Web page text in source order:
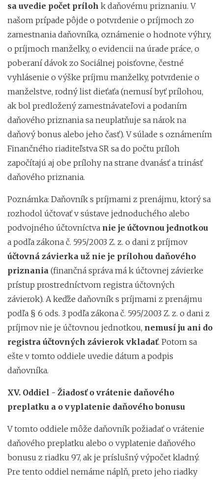
sa uvedie počet príloh k daňovému priznaniu. V
našom prípade pôjde o potvrdenie o príjmoch zo
zamestnania daňovníka, oznámenie o hodnote výhry,
o príjmoch manželky, o evidencii na úrade práce, o
poberaní dávok zo Sociálnej poisťovne, čestné
vyhlásenie o výške príjmu manželky, potvrdenie o
manželstve, rodný list dieťaťa (nemusí byť prílohou,
ak bol predložený zamestnávateľovi a podaním
daňového priznania sa neuplatňuje sa nárok na
daňový bonus alebo jeho časť). V súlade s oznámením
Finančného riaditeľstva SR sa do počtu príloh
započítajú aj obe prílohy na strane dvanásť a trinásť
daňového priznania.
Poznámka: Daňovník s príjmami z prenájmu, ktorý sa
rozhodol účtovať v sústave jednoduchého alebo
podvojného účtovníctva nie je účtovnou jednotkou
a podľa zákona č. 595/2003 Z. z. o dani z príjmov
účtovná závierka už nie je prílohou daňového
priznania (finančná správa má k účtovnej závierke
prístup prostredníctvom registra účtovných
závierok). A keďže daňovník s príjmami z prenájmu
podľa § 6 ods. 3 podľa zákona č. 595/2003 Z. z. o dani z
príjmov nie je účtovnou jednotkou, nemusí ju ani do
registra účtovných závierok vkladať. Potom sa
ešte v tomto oddiele uvedie dátum a podpis
daňovníka.
XV. Oddiel - Žiadosť o vrátenie daňového
preplatku a o vyplatenie daňového bonusu
V tomto oddiele môže daňovník požiadať o vrátenie
daňového preplatku alebo o vyplatenie daňového
bonusu z riadku 97, ak je príslušný výpočet kladný.
Pre tento oddiel nemáme náplň, preto jeho riadky